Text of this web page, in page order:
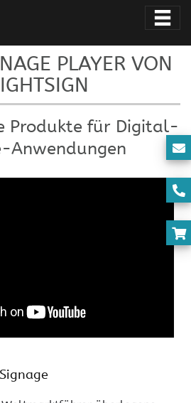
PLAYER VON
Produkte für Digital-
Anwendungen